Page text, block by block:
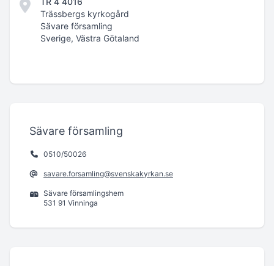
Trässbergs kyrkogård
Sävare församling
Sverige, Västra Götaland
Sävare församling
0510/50026
savare.forsamling@svenskakyrkan.se
Sävare församlingshem
531 91 Vinninga